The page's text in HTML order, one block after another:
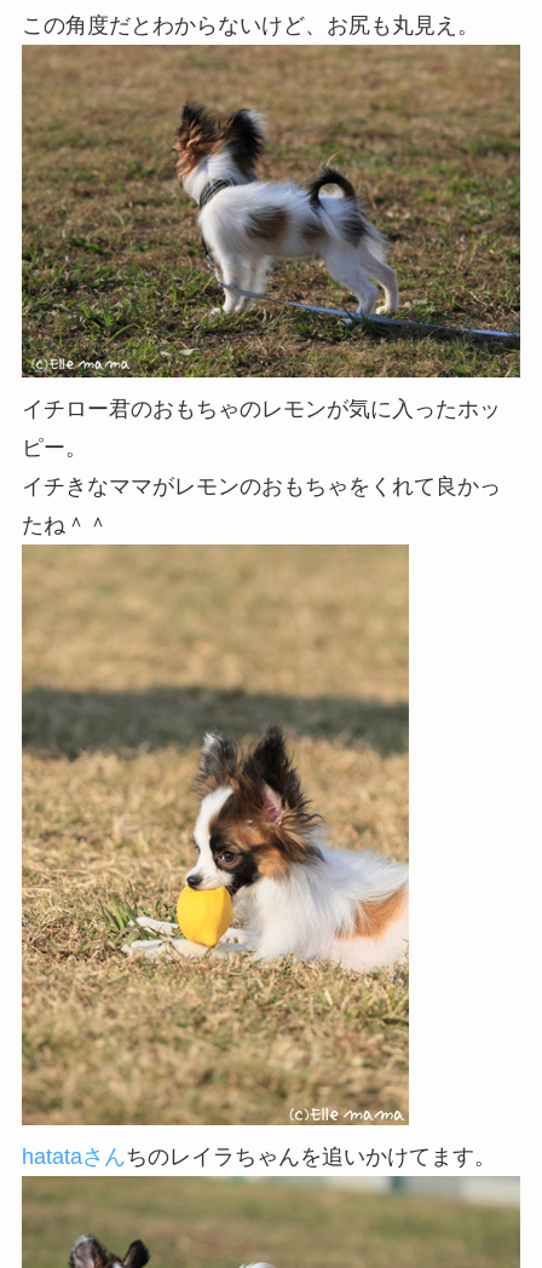
この角度だとわからないけど、お尻も丸見え。
イチロー君のおもちゃのレモンが気に入ったホッ
ピー。
イチきなママがレモンのおもちゃをくれて良かっ
たね＾＾
hatataさんちのレイラちゃんを追いかけてます。